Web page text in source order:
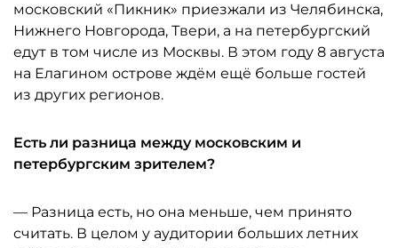
московский «Пикник» приезжали из Челябинска,
Нижнего Новгорода, Твери, а на петербургский
едут в том числе из Москвы. В этом году 8 августа
на Елагином острове ждём ещё больше гостей
из других регионов.
Есть ли разница между московским и
петербургским зрителем?
— Разница есть, но она меньше, чем принято
считать. В целом у аудитории больших летних